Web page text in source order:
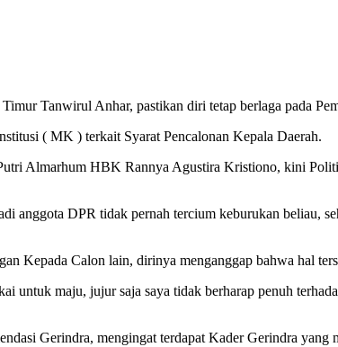
Tanwirul Anhar, pastikan diri tetap berlaga pada
( MK ) terkait Syarat Pencalonan Kepala Daerah.
Almarhum HBK Rannya Agustira Kristiono, kini
anggota DPR tidak pernah tercium keburukan beliau,
Kepada Calon lain, dirinya menganggap bahwa hal
untuk maju, jujur saja saya tidak berharap penuh
Gerindra, mengingat terdapat Kader Gerindra